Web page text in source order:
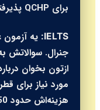
برای QCHP پذیرفته‌ست.
IELTS: یه
جنرال. سوالاتش
ازتون بخوان
هزینه‌اش حدود 250 USDه.